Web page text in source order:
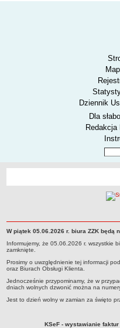
Dziennik
Menu
Dla
Redakcja
SPOSÓB PRZYJMOWANIA I
RODO.
RODO
O ZZK
Czym się zajmujemy
Organizacja
Kierownictwo Zarządu
Strona główna
Strona główna
W piątek 05.06.2026 r. biura ZZK będą
Informujemy, że 05.06.2026 r. wszystkie
zamknięte.
Prosimy o uwzględnienie tej informacji
oraz Biurach Obsługi Klienta.
Jednocześnie przypominamy, że w
dniach wolnych dzwonić można na
Jest to dzień wolny w zamian za święto
KSeF - wystawianie